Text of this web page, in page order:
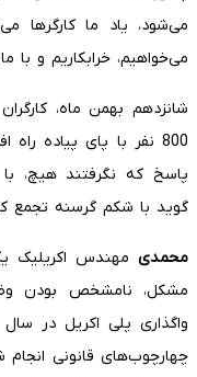
می‌شود، یاد ما کارگرها
می‌خواهیم، خرابکاریم و با
شانزدهم بهمن ماه،
800 نفر با پای پیاده
پاسخ که نگرفتند هیچ،
گوید با شکم گرسنه تجمع
محمدی مهندس اکریلیک
مشکل، نامشخص بودن
چهارچوب‌های قانونی